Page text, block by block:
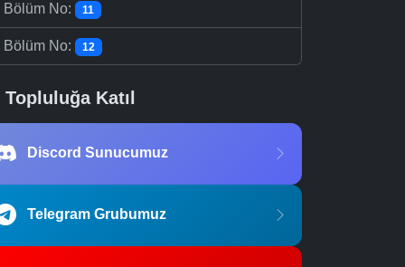
Bölüm No: 11
Bölüm No: 12
Topluluğa Katıl
Discord Sunucumuz
Telegram Grubumuz